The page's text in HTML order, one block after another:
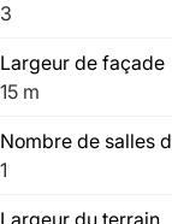
3
Largeur de façade
15 m
Nombre de salles
1